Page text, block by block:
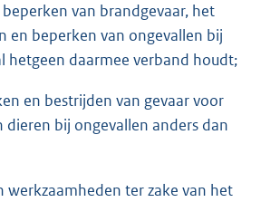
van brandgevaar, het
en beperken van ongevallen bij
hetgeen daarmee verband houdt;
en bestrijden van gevaar voor
dieren bij ongevallen anders dan
werkzaamheden ter zake van het